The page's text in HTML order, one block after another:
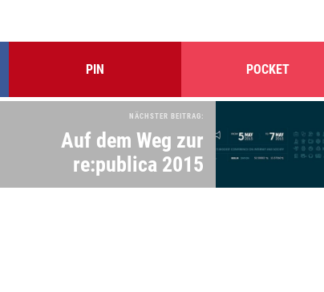
PIN POCKET
NÄCHSTER BEITRAG:
Auf dem Weg zur
re:publica 2015